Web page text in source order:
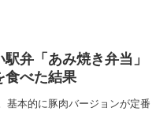
弁「あみ焼き弁当」
食べた結果
基本的に豚肉バージョンが定番